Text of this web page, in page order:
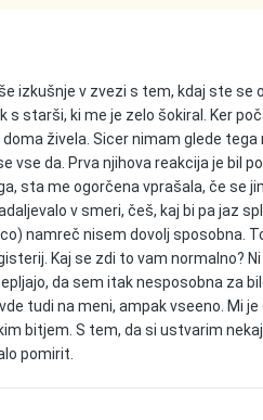
izkušnje v zvezi s tem, kdaj ste
s starši, ki me je zelo šokiral. Ker
živela. Sicer nimam glede
vse da. Prva njihova reakcija je bil
sta me ogorčena vprašala, če se
v smeri, češ, kaj bi pa jaz
namreč nisem dovolj sposobna.
Kaj se zdi to vam normalno?
da sem itak nesposobna za
tudi na meni, ampak vseeno. Mi
bitjem. S tem, da si ustvarim
pomirit.